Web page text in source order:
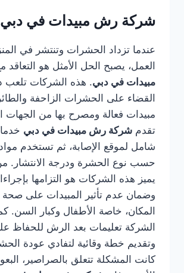
شركة رش مبيدات في دبي
عندما تزداد الحشرات وتنتشر في
العمل، يصبح الحل الأمثل هو التعاقد
مبيدات في دبي. هذه الشركات تلعب
القضاء على الحشرات الزاحفة
مبيدات فعالة ومصرح بها من الجهات
تقدم شركة رش مبيدات في دبي
شامل لموقع الإصابة، ثم تستخدم
حسب نوع الحشرة ودرجة الانتشار.
يميز هذه الشركات هو التزامها
وضمان عدم تأثير المبيدات على
المكان، خاصة الأطفال وكبار السن.
الشركة تعليمات بعد الرش للحفاظ على
وتقديم خطة وقائية لتفادي عودة
كانت المشكلة تتعلق بالصراصير،